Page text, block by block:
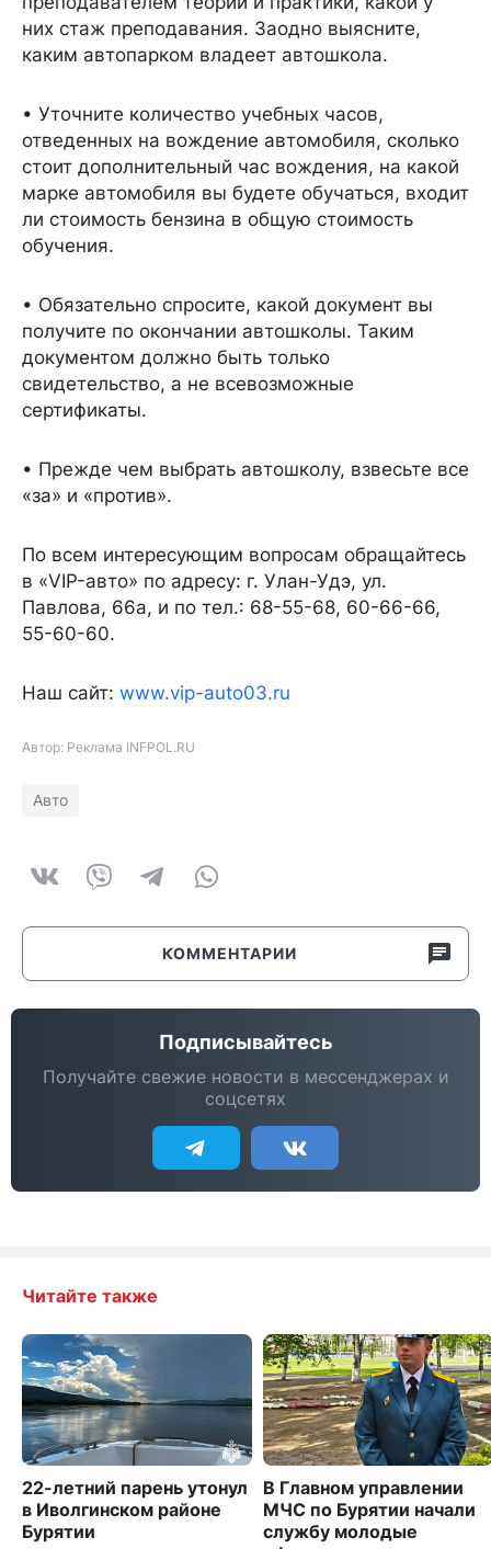
них стаж преподавания. Заодно выясните,
каким автопарком владеет автошкола.
• Уточните количество учебных часов,
отведенных на вождение автомобиля, сколько
стоит дополнительный час вождения, на какой
марке автомобиля вы будете обучаться, входит
ли стоимость бензина в общую стоимость
обучения.
• Обязательно спросите, какой документ вы
получите по окончании автошколы. Таким
документом должно быть только
свидетельство, а не всевозможные
сертификаты.
• Прежде чем выбрать автошколу, взвесьте все
«за» и «против».
По всем интересующим вопросам обращайтесь
в «VIP-авто» по адресу: г. Улан-Удэ, ул.
Павлова, 66а, и по тел.: 68-55-68, 60-66-66,
55-60-60.
Наш сайт: www.vip-auto03.ru
Автор: Реклама INFPOL.RU
Авто
КОММЕНТАРИИ
Подписывайтесь
Получайте свежие новости в мессенджерах и
соцсетях
Читайте также
22-летний парень утонул
в Иволгинском районе
Бурятии
В Главном управлении
МЧС по Бурятии начали
службу молодые